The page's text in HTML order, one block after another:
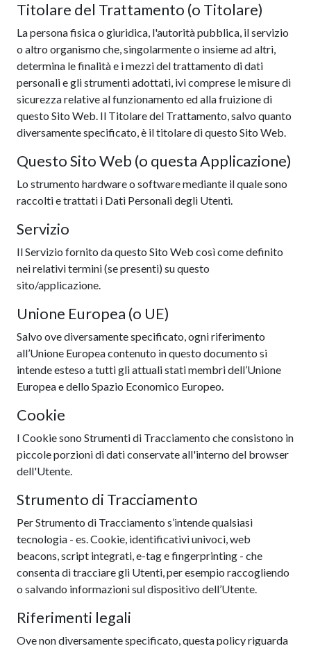
Titolare del Trattamento (o Titolare)
La persona fisica o giuridica, l'autorità pubblica, il servizio
o altro organismo che, singolarmente o insieme ad altri,
determina le finalità e i mezzi del trattamento di dati
personali e gli strumenti adottati, ivi comprese le misure di
sicurezza relative al funzionamento ed alla fruizione di
questo Sito Web. Il Titolare del Trattamento, salvo quanto
diversamente specificato, è il titolare di questo Sito Web.
Questo Sito Web (o questa Applicazione)
Lo strumento hardware o software mediante il quale sono
raccolti e trattati i Dati Personali degli Utenti.
Servizio
Il Servizio fornito da questo Sito Web così come definito
nei relativi termini (se presenti) su questo
sito/applicazione.
Unione Europea (o UE)
Salvo ove diversamente specificato, ogni riferimento
all’Unione Europea contenuto in questo documento si
intende esteso a tutti gli attuali stati membri dell’Unione
Europea e dello Spazio Economico Europeo.
Cookie
I Cookie sono Strumenti di Tracciamento che consistono in
piccole porzioni di dati conservate all'interno del browser
dell'Utente.
Strumento di Tracciamento
Per Strumento di Tracciamento s’intende qualsiasi
tecnologia - es. Cookie, identificativi univoci, web
beacons, script integrati, e-tag e fingerprinting - che
consenta di tracciare gli Utenti, per esempio raccogliendo
o salvando informazioni sul dispositivo dell’Utente.
Riferimenti legali
Ove non diversamente specificato, questa policy riguarda